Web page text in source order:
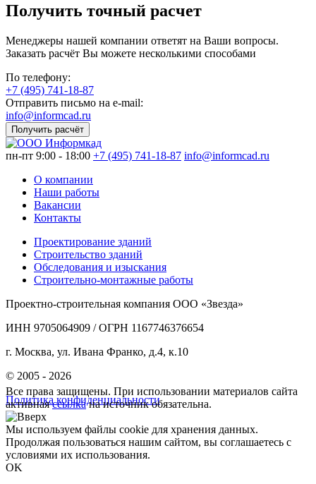
Получить точный расчет
Менеджеры нашей компании ответят на Ваши вопросы.
Заказать расчёт Вы можете несколькими способами
По телефону:
+7 (495) 741-18-87
Отправить письмо на e-mail:
info@informcad.ru
Получить расчёт
пн-пт 9:00 - 18:00 +7 (495) 741-18-87 info@informcad.ru
О компании
Наши работы
Вакансии
Контакты
Проектирование зданий
Строительство зданий
Обследования и изыскания
Строительно-монтажные работы
Проектно-строительная компания ООО «Звезда»
ИНН 9705064909 / ОГРН 1167746376654
г. Москва, ул. Ивана Франко, д.4, к.10
© 2005 - 2026
Политика конфиденциальности
Все права защищены. При использовании материалов сайта
активнаяссылкана источник обязательна.
Мы используем файлы cookie для хранения данных.
Продолжая пользоваться нашим сайтом, вы соглашаетесь с
условиями их использования.
OK